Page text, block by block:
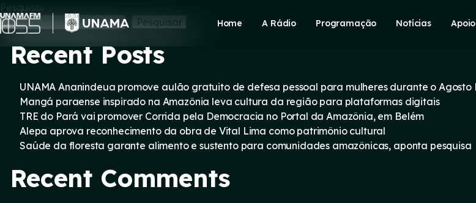
Skip
to
content
Home A Rádio Programação Notícias
Pesquisar
Pesquisar
Recent Posts
UNAMA Ananindeua promove aulão gratuito de defesa pessoal para mulheres durante o Agosto
Mangá paraense inspirado na Amazônia leva cultura da região para plataformas digitais
TRE do Pará vai promover Corrida pela Democracia no Portal da Amazônia, em Belém
Alepa aprova reconhecimento da obra de Vital Lima como patrimônio cultural
Saúde da floresta garante alimento e sustento para comunidades amazônicas, aponta pesquisa
Recent Comments